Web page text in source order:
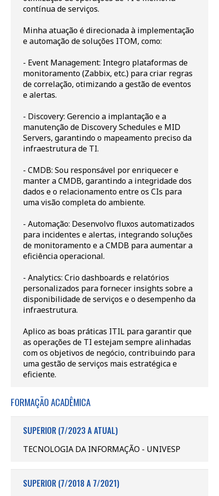
contínua de serviços.
Minha atuação é direcionada à implementação
e automação de soluções ITOM, como:
- Event Management: Integro plataformas de
monitoramento (Zabbix, etc.) para criar regras
de correlação, otimizando a gestão de eventos
e alertas.
- Discovery: Gerencio a implantação e a
manutenção de Discovery Schedules e MID
Servers, garantindo o mapeamento preciso da
infraestrutura de TI.
- CMDB: Sou responsável por enriquecer e
manter a CMDB, garantindo a integridade dos
dados e o relacionamento entre os CIs para
uma visão completa do ambiente.
- Automação: Desenvolvo fluxos automatizados
para incidentes e alertas, integrando soluções
de monitoramento e a CMDB para aumentar a
eficiência operacional.
- Analytics: Crio dashboards e relatórios
personalizados para fornecer insights sobre a
disponibilidade de serviços e o desempenho da
infraestrutura.
Aplico as boas práticas ITIL para garantir que
as operações de TI estejam sempre alinhadas
com os objetivos de negócio, contribuindo para
uma gestão de serviços mais estratégica e
eficiente.
FORMAÇÃO ACADÊMICA
SUPERIOR (7/2023 A ATUAL)
TECNOLOGIA DA INFORMAÇÃO - UNIVESP
SUPERIOR (7/2018 A 7/2021)